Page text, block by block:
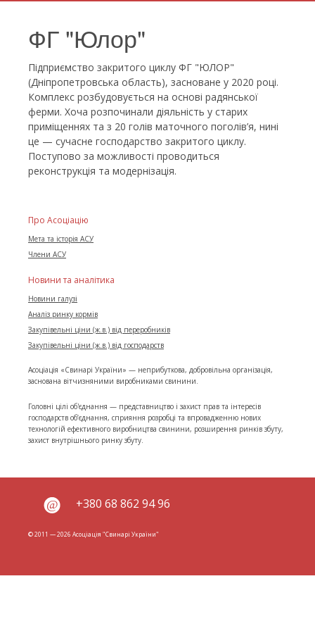
ФГ "Юлор"
Підприємство закритого циклу ФГ "ЮЛОР"
(Дніпропетровська область), засноване у 2020 році.
Комплекс розбудовується на основі радянської
ферми. Хоча розпочинали діяльність у старих
приміщеннях та з 20 голів маточного поголів’я, нині
це — сучасне господарство закритого циклу.
Поступово за можливості проводиться
реконструкція та модернізація.
Про Асоціацію
Мета та історія АСУ
Члени АСУ
Новини та аналітика
Новини галузі
Аналіз ринку кормів
Закупівельні ціни (ж.в.) від переробників
Закупівельні ціни (ж.в.) від господарств
Асоціація «Свинарі України» — неприбуткова, добровільна організація,
заснована вітчизняними виробниками свинини.
Головні цілі об'єднання — представництво і захист прав та інтересів
господарств об’єднання, сприяння розробці та впровадженню нових
технологій ефективного виробництва свинини, розширення ринків збуту,
захист внутрішнього ринку збуту.
+380 68 862 94 96
© 2011 — 2026 Асоціація "Свинарі України"